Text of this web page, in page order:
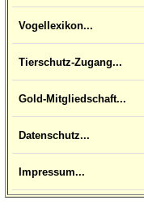
Vogellexikon...
Tierschutz-Zugang...
Gold-Mitgliedschaft...
Datenschutz...
Impressum...